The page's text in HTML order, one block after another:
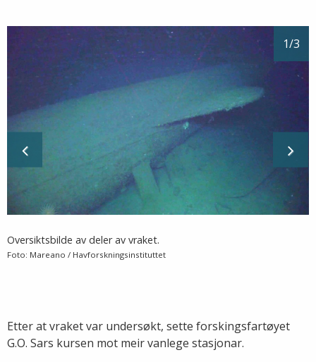
Oversiktsbilde av deler av vraket.
Foto: Mareano / Havforskningsinstituttet
1/3
Etter at vraket var undersøkt, sette forskingsfartøyet
G.O. Sars kursen mot meir vanlege stasjonar.